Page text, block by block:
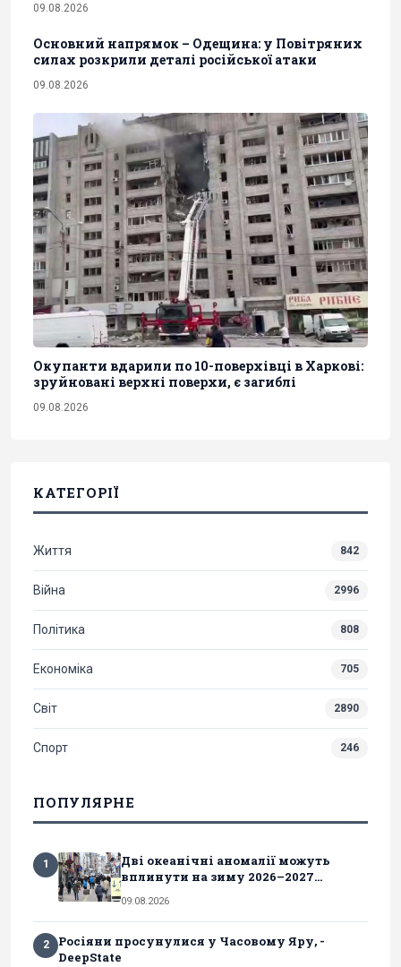
09.08.2026
Основний напрямок – Одещина: у Повітряних
силах розкрили деталі російської атаки
09.08.2026
Окупанти вдарили по 10-поверхівці в Харкові:
зруйновані верхні поверхи, є загиблі
09.08.2026
КАТЕГОРІЇ
Життя 842
Війна 2996
Політика 808
Економіка 705
Світ 2890
Спорт 246
ПОПУЛЯРНЕ
1
Дві океанічні аномалії можуть
вплинути на зиму 2026–2027...
09.08.2026
2
Росіяни просунулися у Часовому Яру, -
DeepState